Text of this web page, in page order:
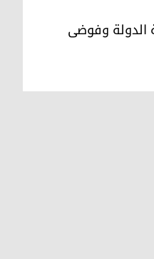
الدولة وفوضى